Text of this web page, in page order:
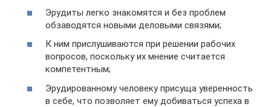
Эрудиты легко знакомятся и без проблем
обзаводятся новыми деловыми связями;
К ним прислушиваются при решении рабочих
вопросов, поскольку их мнение считается
компетентным;
Эрудированному человеку присуща уверенность
в себе, что позволяет ему добиваться успеха в